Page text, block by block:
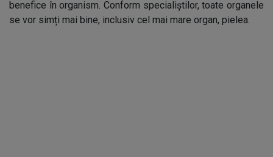
benefice în organism. Conform specialiștilor, toate organele
se vor simți mai bine, inclusiv cel mai mare organ, pielea.